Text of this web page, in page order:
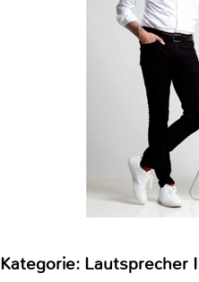
Kategorie: Lautsprecher